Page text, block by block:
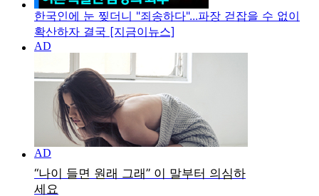
한국인에 눈 찢더니 "죄송하다"...파장 걷잡을 수 없이
확산하자 결국 [지금이뉴스]